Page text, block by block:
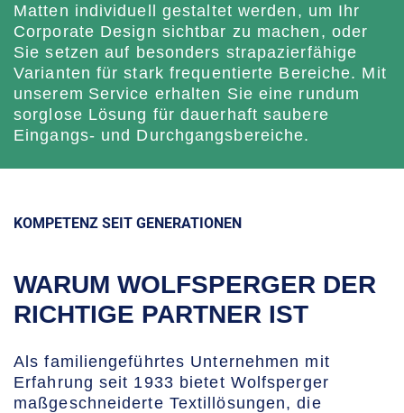
Matten individuell gestaltet werden, um Ihr
Corporate Design sichtbar zu machen, oder
Sie setzen auf besonders strapazierfähige
Varianten für stark frequentierte Bereiche. Mit
unserem Service erhalten Sie eine rundum
sorglose Lösung für dauerhaft saubere
Eingangs- und Durchgangsbereiche.
KOMPETENZ SEIT GENERATIONEN
WARUM WOLFSPERGER DER
RICHTIGE PARTNER IST
Als familiengeführtes Unternehmen mit
Erfahrung seit 1933 bietet Wolfsperger
maßgeschneiderte Textillösungen, die